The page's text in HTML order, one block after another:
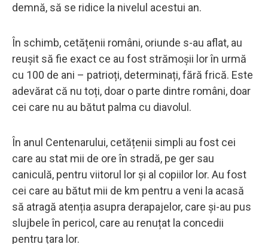
demnă, să se ridice la nivelul acestui an.
În schimb, cetățenii români, oriunde s-au aflat, au
reușit să fie exact ce au fost strămoșii lor în urmă
cu 100 de ani – patrioți, determinați, fără frică. Este
adevărat că nu toți, doar o parte dintre români, doar
cei care nu au bătut palma cu diavolul.
În anul Centenarului, cetățenii simpli au fost cei
care au stat mii de ore în stradă, pe ger sau
caniculă, pentru viitorul lor și al copiilor lor. Au fost
cei care au bătut mii de km pentru a veni la acasă
să atragă atenția asupra derapajelor, care și-au pus
slujbele în pericol, care au renuțat la concedii
pentru țara lor.